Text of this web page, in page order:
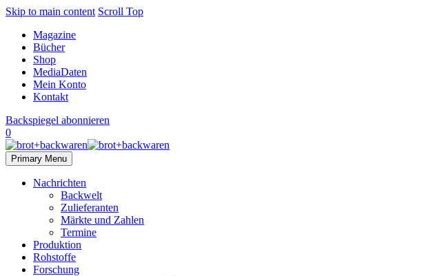
Skip to main content Scroll Top
Magazine
Bücher
Shop
MediaDaten
Mein Konto
Kontakt
Backspiegel abonnieren
0
Primary Menu
Nachrichten
Backwelt
Zulieferanten
Märkte und Zahlen
Termine
Produktion
Rohstoffe
Forschung